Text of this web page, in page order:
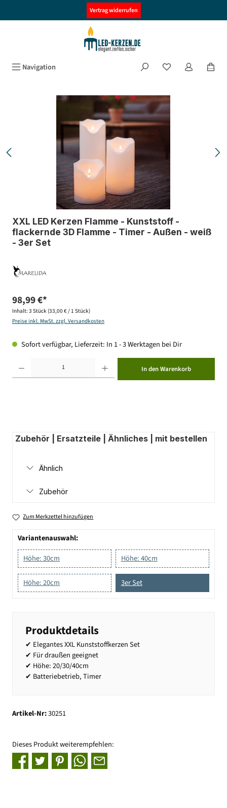
Vertrag widerrufen
Navigation
Bildergalerie überspringen
XXL LED Kerzen Flamme - Kunststoff -
flackernde 3D Flamme - Timer - Außen - weiß
- 3er Set
98,99 €*
Inhalt: 3 Stück (33,00 € / 1 Stück)
Preise inkl. MwSt. zzgl. Versandkosten
Sofort verfügbar, Lieferzeit: In 1 - 3 Werktagen bei Dir
In den Warenkorb
Zubehör | Ersatzteile | Ähnliches | mit bestellen
Ähnlich
Zubehör
Zum Merkzettel hinzufügen
Variantenauswahl:
Höhe: 30cm
Höhe: 40cm
Höhe: 20cm 3er Set
Produktdetails
✔ Elegantes XXL Kunststoffkerzen Set
✔ Für draußen geeignet
✔ Höhe: 20/30/40cm
✔ Batteriebetrieb, Timer
Artikel-Nr:30251
Dieses Produkt weiterempfehlen: